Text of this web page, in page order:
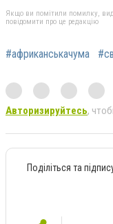
Якщо ви помітили помилку,
повідомити про це редакцію
#африканськачума
Авторизируйтесь,
Поділіться та